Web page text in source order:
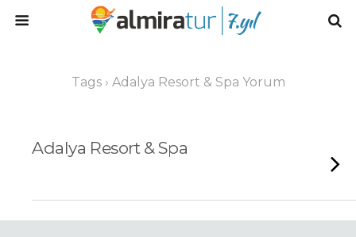
Tags › Adalya Resort & Spa Yorum
Adalya Resort & Spa